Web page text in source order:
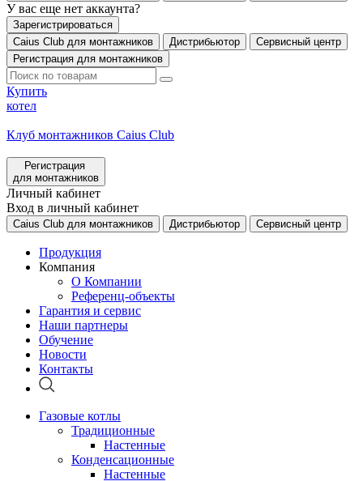
У вас еще нет аккаунта?
Зарегистрироваться
Caius Club для монтажников
Дистрибьютор
Сервисный центр
Регистрация для монтажников
Купить
котел
Клуб монтажников Caius Club
Регистрация
для монтажников
Личный кабинет
Вход в личный кабинет
Caius Club для монтажников Дистрибьютор Сервисный центр
Продукция
Компания
О Компании
Референц-объекты
Гарантия и сервис
Наши партнеры
Обучение
Новости
Контакты
Газовые котлы
Традиционные
Настенные
Конденсационные
Настенные